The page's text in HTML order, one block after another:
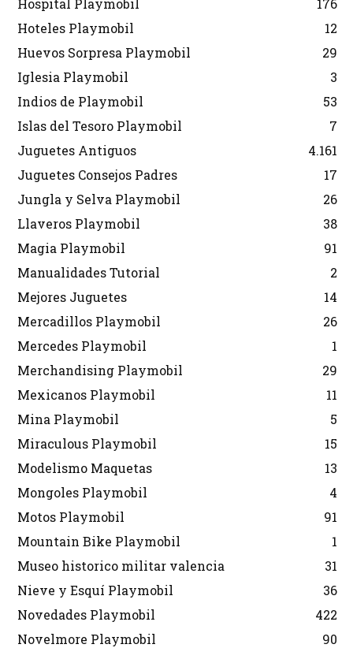
Hoteles Playmobil
12
Huevos Sorpresa Playmobil
29
Iglesia Playmobil
3
Indios de Playmobil
53
Islas del Tesoro Playmobil
7
Juguetes Antiguos
4.161
Juguetes Consejos Padres
17
Jungla y Selva Playmobil
26
Llaveros Playmobil
38
Magia Playmobil
91
Manualidades Tutorial
2
Mejores Juguetes
14
Mercadillos Playmobil
26
Mercedes Playmobil
1
Merchandising Playmobil
29
Mexicanos Playmobil
11
Mina Playmobil
5
Miraculous Playmobil
15
Modelismo Maquetas
13
Mongoles Playmobil
4
Motos Playmobil
91
Mountain Bike Playmobil
1
Museo historico militar valencia
31
Nieve y Esquí Playmobil
36
Novedades Playmobil
422
Novelmore Playmobil
90